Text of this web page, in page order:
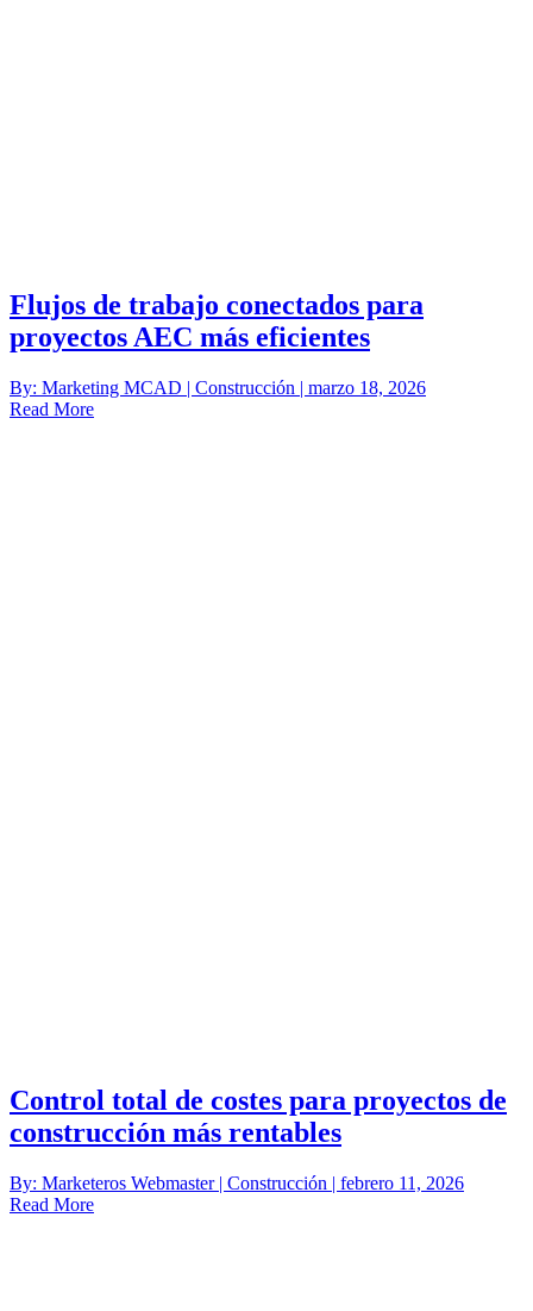
Flujos de trabajo conectados para
proyectos AEC más eficientes
By: Marketing MCAD | Construcción | marzo 18, 2026
Read More
Control total de costes para proyectos de
construcción más rentables
By: Marketeros Webmaster | Construcción | febrero 11, 2026
Read More